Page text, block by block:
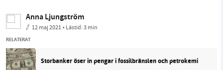
Anna Ljungström
12 maj 2021• Lästid:3 min
RELATERAT
Storbanker öser in pengar i fossilbränslen och petrokemi